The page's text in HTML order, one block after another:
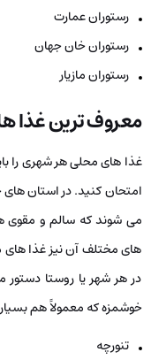
رستوران عمارت
رستوران خان جهان
رستوران مازیار
معروف‌ ترین غذا
غذا های محلی هر شهری را
امتحان کنید. در استان‌ های
می ‌شوند که سالم و مقوی
های مختلف آن نیز غذا
در هر شهر یا روستا
خوشمزه که معمولاً هم
تنورچه